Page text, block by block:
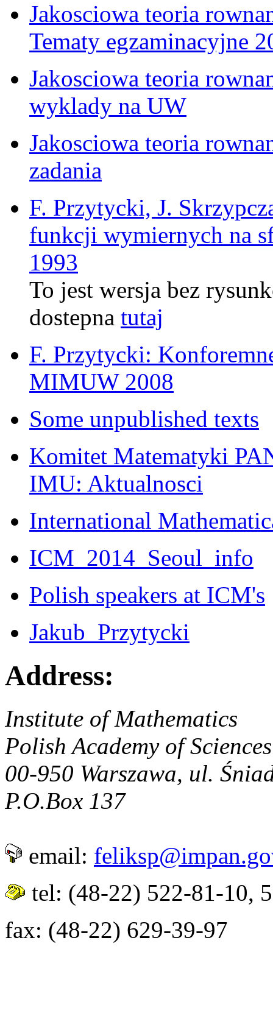
Jakosciowa teoria
Tematy egzaminacyjne
Jakosciowa teoria
wyklady na UW
Jakosciowa teoria
zadania
F. Przytycki, J.
funkcji wymiernych na
1993
To jest wersja bez
dostepna tutaj
F. Przytycki:
MIMUW 2008
Some unpublished texts
Komitet Matematyki
IMU: Aktualnosci
International
ICM_2014_Seoul_info
Polish speakers at ICM's
Jakub_Przytycki
Address:
Institute of Mathematics
Polish Academy of Sciences
00-950 Warszawa, ul.
P.O.Box 137
email:
tel: (48-22) 522-81-10,
fax: (48-22) 629-39-97